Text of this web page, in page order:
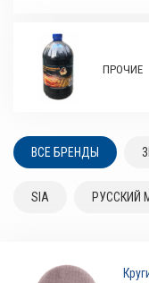
ПРОЧИЕ
ВСЕ БРЕНДЫ
SIA РУССКИЙ